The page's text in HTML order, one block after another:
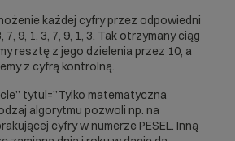
każdej cyfry przez odpowiedni
7, 9, 1, 3, 7, 9, 1, 3. Tak otrzymany ciąg
resztę z jego dzielenia przez 10, a
z cyfrą kontrolną.
tytul=”Tylko matematyczna
algorytmu pozwoli np. na
cyfry w numerze PESEL. Inną